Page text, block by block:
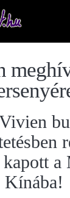
kapott
Kínába!